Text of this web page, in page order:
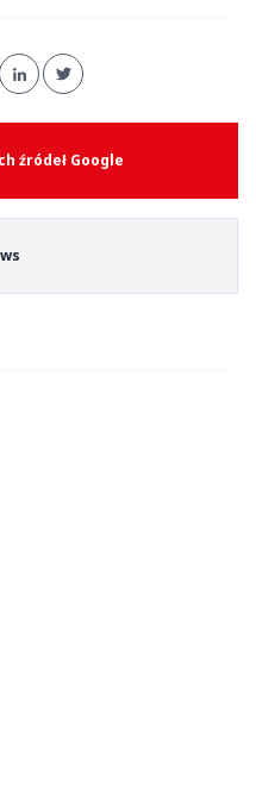
źródeł Google